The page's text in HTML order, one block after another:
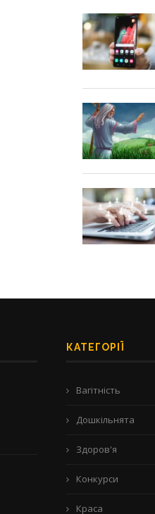
КАТЕГОРІЇ
Вагітність
Дошкільнята
Здоров'я
Конкурси
Краса